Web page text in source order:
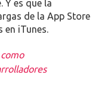
por el citado
estadísticos tan
también se
inteligentes
para ingresos y
smartphones o